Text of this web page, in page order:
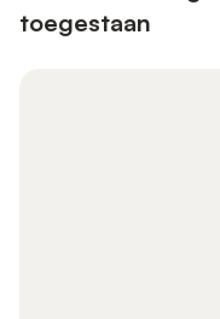
toegestaan